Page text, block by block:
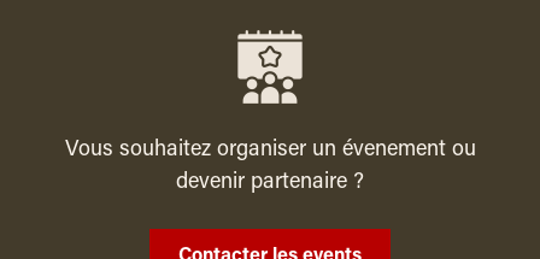
Vous souhaitez organiser un évenement ou
devenir partenaire ?